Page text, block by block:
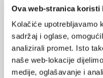
Ova web-stranica koristi
Kolačiće upotrebljavamo
sadržaj i oglase,
analizirali promet. Isto
naše web-lokacije
medije, oglašavanje i